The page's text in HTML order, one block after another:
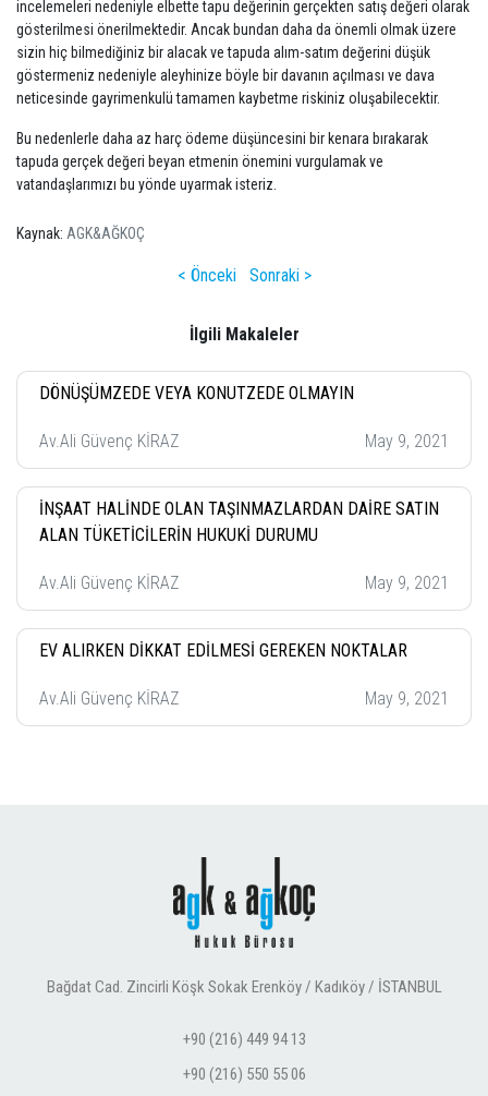
incelemeleri nedeniyle elbette tapu değerinin gerçekten satış değeri olarak
gösterilmesi önerilmektedir. Ancak bundan daha da önemli olmak üzere
sizin hiç bilmediğiniz bir alacak ve tapuda alım-satım değerini düşük
göstermeniz nedeniyle aleyhinize böyle bir davanın açılması ve dava
neticesinde gayrimenkulü tamamen kaybetme riskiniz oluşabilecektir.
Bu nedenlerle daha az harç ödeme düşüncesini bir kenara bırakarak
tapuda gerçek değeri beyan etmenin önemini vurgulamak ve
vatandaşlarımızı bu yönde uyarmak isteriz.
Kaynak: AGK&AĞKOÇ
< Önceki Sonraki >
İlgili Makaleler
DÖNÜŞÜMZEDE VEYA KONUTZEDE OLMAYIN
Av.Ali Güvenç KİRAZ May 9, 2021
İNŞAAT HALİNDE OLAN TAŞINMAZLARDAN DAİRE SATIN
ALAN TÜKETİCİLERİN HUKUKİ DURUMU
Av.Ali Güvenç KİRAZ May 9, 2021
EV ALIRKEN DİKKAT EDİLMESİ GEREKEN NOKTALAR
Av.Ali Güvenç KİRAZ May 9, 2021
Bağdat Cad. Zincirli Köşk Sokak Erenköy / Kadıköy / İSTANBUL
+90 (216) 449 94 13
+90 (216) 550 55 06